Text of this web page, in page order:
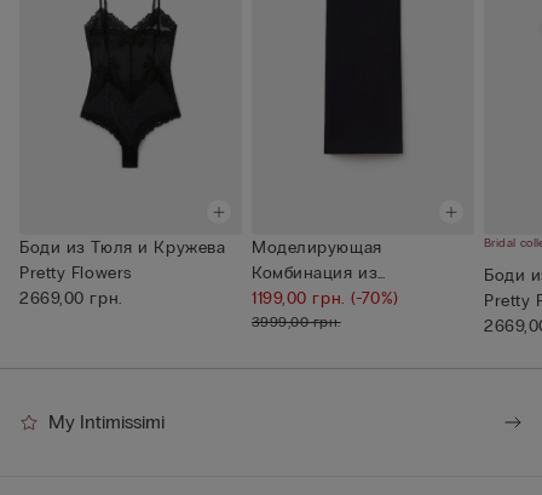
Боди из Тюля и Кружева
Pretty Flowers
2669,00 грн.
Моделирующая
Комбинация из
Микрофибры Без Швов
1199,00 грн.(-70%)
3999,00 грн.
Bridal
Боди
Pretty
My Intimissimi